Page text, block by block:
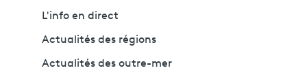
L'info en direct
Actualités des régions
Actualités des outre-mer